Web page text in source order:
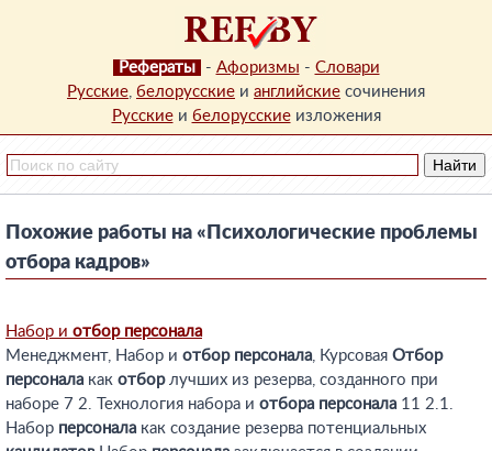
Рефераты - Афоризмы - Словари
Русские, белорусские и английские сочинения
Русскиеи белорусскиеизложения
Похожие работы на «Психологические проблемы
отбора кадров»
Набор и отбор персонала
Менеджмент, Набор и отбор персонала, Курсовая Отбор
персонала как отборлучших из резерва, созданного при
наборе 7 2. Технология набора и отбора персонала 11 2.1.
Набор персонала как создание резерва потенциальных